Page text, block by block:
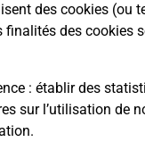
des cookies (ou
finalités des cookies
: établir des
sur l’utilisation de